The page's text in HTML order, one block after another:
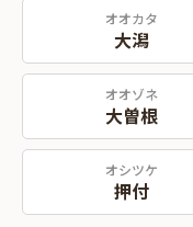
オオカタ
大潟
オオゾネ
大曽根
オシツケ
押付